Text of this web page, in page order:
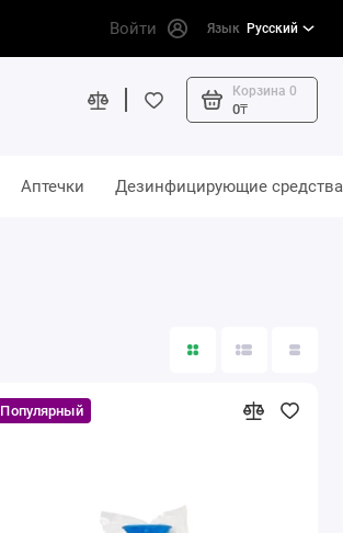
Войти Язык Русский
Корзина 0
0₸
Аптечки Дезинфицирующие средства
Популярный